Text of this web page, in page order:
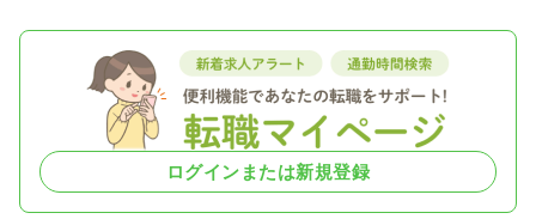
ログインまたは新規登録